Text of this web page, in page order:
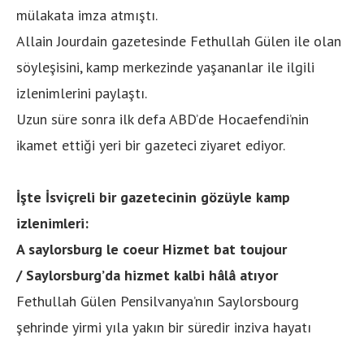
mülakata imza atmıştı.
Allain Jourdain gazetesinde Fethullah Gülen ile olan
söyleşisini, kamp merkezinde yaşananlar ile ilgili
izlenimlerini paylaştı.
Uzun süre sonra ilk defa ABD’de Hocaefendi’nin
ikamet ettiği yeri bir gazeteci ziyaret ediyor.
İşte İsviçreli bir gazetecinin gözüyle kamp
izlenimleri:
A saylorsburg le coeur Hizmet bat toujour
/ Saylorsburg’da hizmet kalbi hâlâ atıyor
Fethullah Gülen Pensilvanya’nın Saylorsbourg
şehrinde yirmi yıla yakın bir süredir inziva hayatı